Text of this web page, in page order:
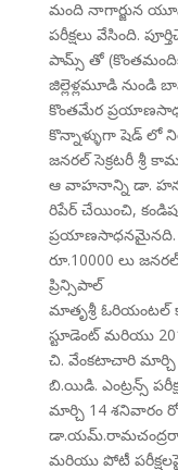
మంది నాగార్జున
పరీక్షలు వేసింది.
పామ్స్ తో
జిల్లెళ్లమూడి నుండి
కొంతమేర
కొన్నాళ్ళుగా షెడ్ లో
జనరల్ సెక్రటరీ శ్రీ
ఆ వాహనాన్ని డా.
రిపేర్ చేయించి,
ప్రయాణసాధనమైనది.
రూ.10000 లు
ప్రిన్సిపాల్
మాతృశ్రీ ఓరియంటల్
స్టూడెంట్ మరియు
చి. వేంకటాచారి మార్చి
బి.యిడి. ఎంట్రన్స్
మార్చి 14 శనివారం
మరియు పోటీ